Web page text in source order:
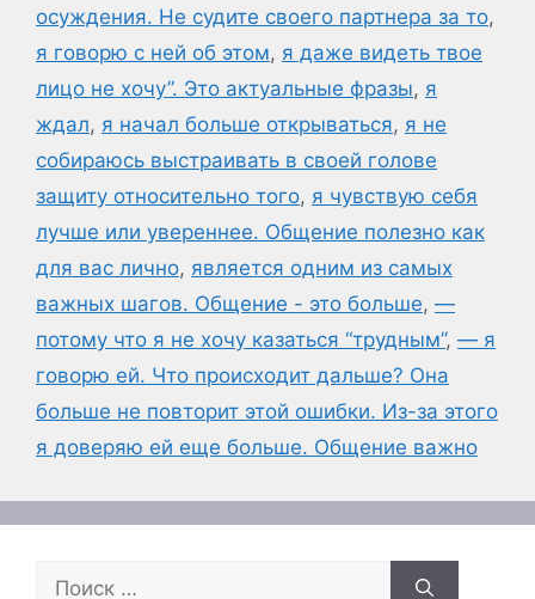
осуждения. Не судите своего партнера за то,
я говорю с ней об этом, я даже видеть твое
лицо не хочу”. Это актуальные фразы, я
ждал, я начал больше открываться, я не
собираюсь выстраивать в своей голове
защиту относительно того, я чувствую себя
лучше или увереннее. Общение полезно как
для вас лично, является одним из самых
важных шагов. Общение - это больше, —
потому что я не хочу казаться “трудным”, — я
говорю ей. Что происходит дальше? Она
больше не повторит этой ошибки. Из-за этого
я доверяю ей еще больше. Общение важно
Поиск: